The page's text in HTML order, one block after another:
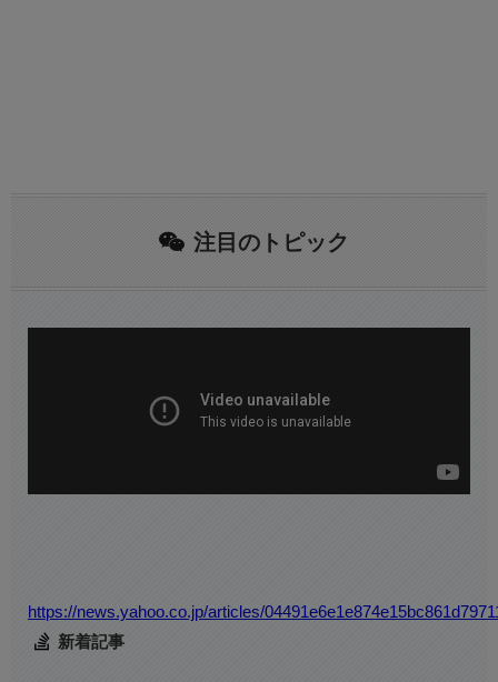
注目のトピック
https://news.yahoo.co.jp/articles/
新着記事